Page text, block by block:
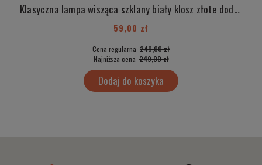
Klasyczna lampa wisząca szklany biały klosz złote dodatki LORO 8618
59,00 zł
Cena regularna: 249,00 zł
Najniższa cena:249,00 zł
Dodaj do koszyka